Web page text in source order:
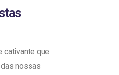
cativante que
nossas